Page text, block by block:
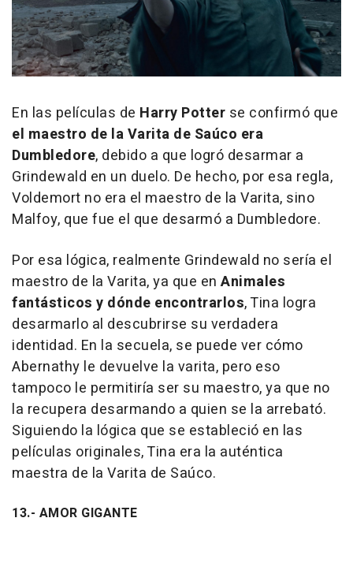
En las películas de Harry Potter se confirmó que
el maestro de la Varita de Saúco era
Dumbledore, debido a que logró desarmar a
Grindewald en un duelo. De hecho, por esa regla,
Voldemort no era el maestro de la Varita, sino
Malfoy, que fue el que desarmó a Dumbledore.
Por esa lógica, realmente Grindewald no sería el
maestro de la Varita, ya que en Animales
fantásticos y dónde encontrarlos, Tina logra
desarmarlo al descubrirse su verdadera
identidad. En la secuela, se puede ver cómo
Abernathy le devuelve la varita, pero eso
tampoco le permitiría ser su maestro, ya que no
la recupera desarmando a quien se la arrebató.
Siguiendo la lógica que se estableció en las
películas originales, Tina era la auténtica
maestra de la Varita de Saúco.
13.- AMOR GIGANTE